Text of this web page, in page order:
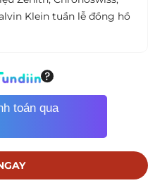
Klein tuần lễ đồng hồ
toán qua